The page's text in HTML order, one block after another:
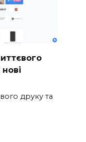
друку та